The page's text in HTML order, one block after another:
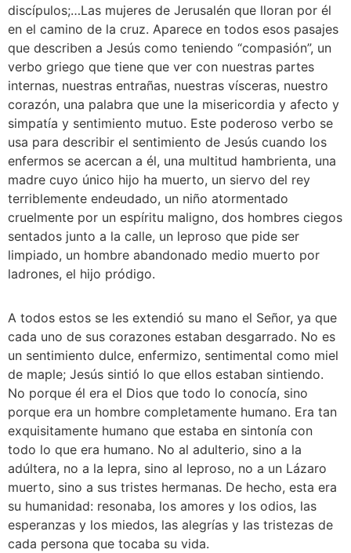
discípulos;…Las mujeres de Jerusalén que lloran por él
en el camino de la cruz. Aparece en todos esos pasajes
que describen a Jesús como teniendo “compasión”, un
verbo griego que tiene que ver con nuestras partes
internas, nuestras entrañas, nuestras vísceras, nuestro
corazón, una palabra que une la misericordia y afecto y
simpatía y sentimiento mutuo. Este poderoso verbo se
usa para describir el sentimiento de Jesús cuando los
enfermos se acercan a él, una multitud hambrienta, una
madre cuyo único hijo ha muerto, un siervo del rey
terriblemente endeudado, un niño atormentado
cruelmente por un espíritu maligno, dos hombres ciegos
sentados junto a la calle, un leproso que pide ser
limpiado, un hombre abandonado medio muerto por
ladrones, el hijo pródigo.
A todos estos se les extendió su mano el Señor, ya que
cada uno de sus corazones estaban desgarrado. No es
un sentimiento dulce, enfermizo, sentimental como miel
de maple; Jesús sintió lo que ellos estaban sintiendo.
No porque él era el Dios que todo lo conocía, sino
porque era un hombre completamente humano. Era tan
exquisitamente humano que estaba en sintonía con
todo lo que era humano. No al adulterio, sino a la
adúltera, no a la lepra, sino al leproso, no a un Lázaro
muerto, sino a sus tristes hermanas. De hecho, esta era
su humanidad: resonaba, los amores y los odios, las
esperanzas y los miedos, las alegrías y las tristezas de
cada persona que tocaba su vida.